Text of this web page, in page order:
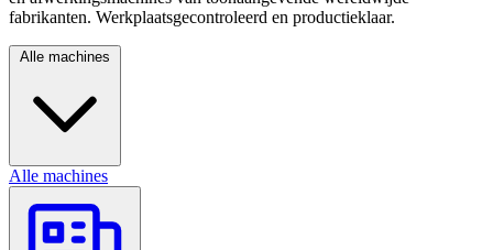
fabrikanten. Werkplaatsgecontroleerd en productieklaar.
Alle machines
Alle machines